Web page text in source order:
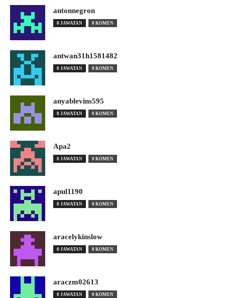
antonnegron
0 JAWATAN 0 KOMEN
antwan31h1581482
0 JAWATAN 0 KOMEN
anyablevins595
0 JAWATAN 0 KOMEN
Apa2
0 JAWATAN 0 KOMEN
apul1190
0 JAWATAN 0 KOMEN
aracelykinslow
0 JAWATAN 0 KOMEN
araczm02613
0 JAWATAN 0 KOMEN